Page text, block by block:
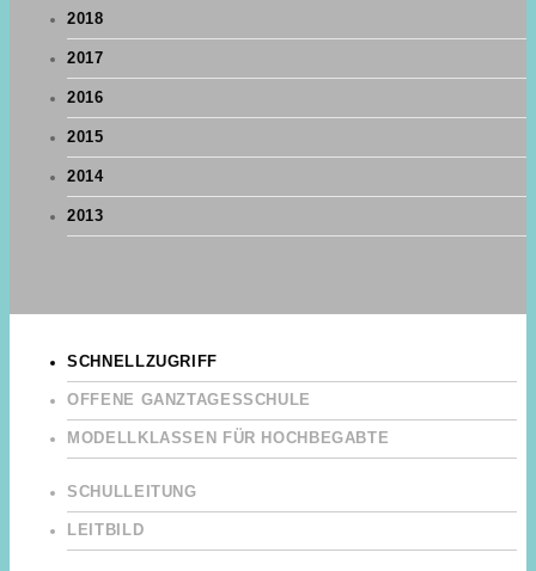
2018
2017
2016
2015
2014
2013
SCHNELLZUGRIFF
OFFENE GANZTAGESSCHULE
MODELLKLASSEN FÜR HOCHBEGABTE
SCHULLEITUNG
LEITBILD